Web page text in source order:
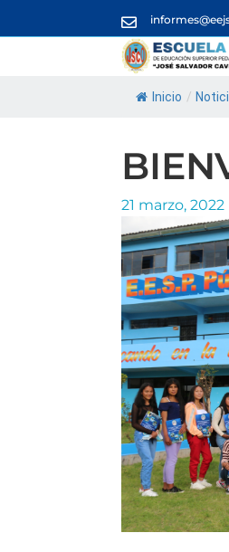

Inicio /
21 marzo, 2022